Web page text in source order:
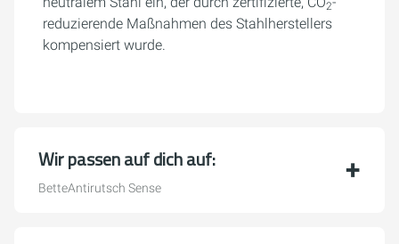
2
reduzierende Maßnahmen des Stahlherstellers
kompensiert wurde.
Wir passen auf dich auf:
BetteAntirutsch Sense